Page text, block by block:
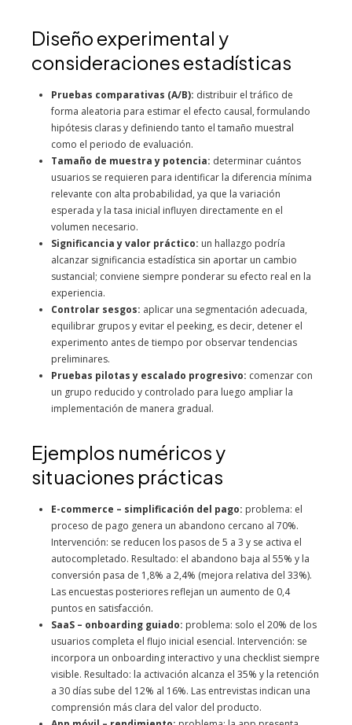
Diseño experimental y
consideraciones estadísticas
Pruebas comparativas (A/B): distribuir el tráfico de
forma aleatoria para estimar el efecto causal, formulando
hipótesis claras y definiendo tanto el tamaño muestral
como el periodo de evaluación.
Tamaño de muestra y potencia: determinar cuántos
usuarios se requieren para identificar la diferencia mínima
relevante con alta probabilidad, ya que la variación
esperada y la tasa inicial influyen directamente en el
volumen necesario.
Significancia y valor práctico: un hallazgo podría
alcanzar significancia estadística sin aportar un cambio
sustancial; conviene siempre ponderar su efecto real en la
experiencia.
Controlar sesgos: aplicar una segmentación adecuada,
equilibrar grupos y evitar el peeking, es decir, detener el
experimento antes de tiempo por observar tendencias
preliminares.
Pruebas pilotas y escalado progresivo: comenzar con
un grupo reducido y controlado para luego ampliar la
implementación de manera gradual.
Ejemplos numéricos y
situaciones prácticas
E-commerce – simplificación del pago: problema: el
proceso de pago genera un abandono cercano al 70%.
Intervención: se reducen los pasos de 5 a 3 y se activa el
autocompletado. Resultado: el abandono baja al 55% y la
conversión pasa de 1,8% a 2,4% (mejora relativa del 33%).
Las encuestas posteriores reflejan un aumento de 0,4
puntos en satisfacción.
SaaS – onboarding guiado: problema: solo el 20% de los
usuarios completa el flujo inicial esencial. Intervención: se
incorpora un onboarding interactivo y una checklist siempre
visible. Resultado: la activación alcanza el 35% y la retención
a 30 días sube del 12% al 16%. Las entrevistas indican una
comprensión más clara del valor del producto.